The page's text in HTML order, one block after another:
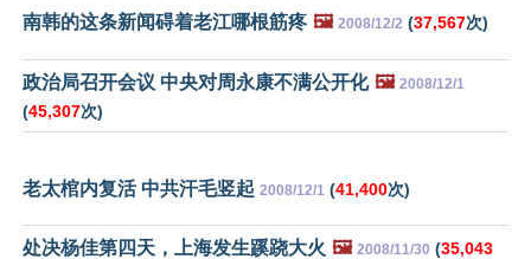
南韩的这条新闻碍着老江哪根筋疼 🖼️ 2008/12/2 (37,567次)
政治局召开会议 中央对周永康不满公开化 🖼️ 2008/12/1
(45,307次)
老太棺内复活 中共汗毛竖起 2008/12/1 (41,400次)
处决杨佳第四天，上海发生蹊跷大火 🖼️ 2008/11/30 (35,043